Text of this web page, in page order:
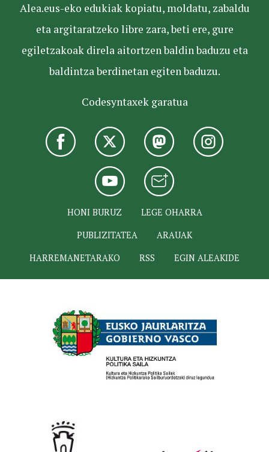
Alea.eus-eko edukiak kopiatu, moldatu, zabaldu
eta argitaratzeko libre zara, beti ere, gure
egiletzakoak direla aitortzen baldin baduzu eta
baldintza berdinetan egiten baduzu.
Codesyntaxek garatua
HONI BURUZ
LEGE OHARRA
PUBLIZITATEA
ARAUAK
HARREMANETARAKO
RSS EGIN ALEAKIDE